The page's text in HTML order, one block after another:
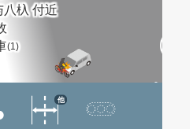
八杁 付近
(1)
他